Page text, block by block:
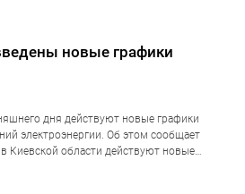
новые графики
дня действуют новые графики
электроэнергии. Об этом сообщает
Киевской области действуют новые
потребители были поделены на